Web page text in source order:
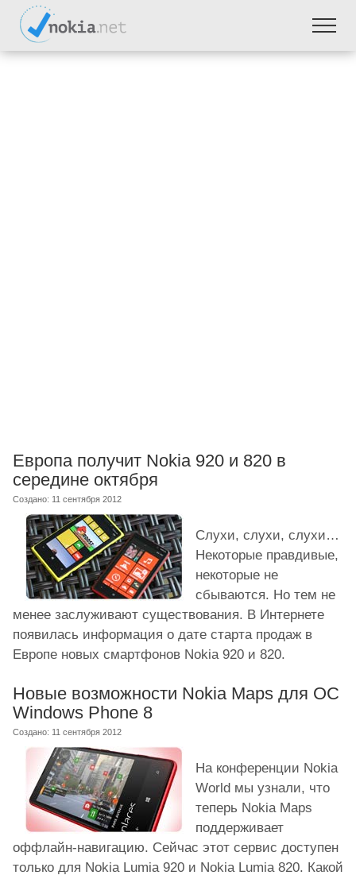
Европа получит Nokia 920 и 820 в
середине октября
Создано: 11 сентября 2012
Слухи, слухи, слухи…
Некоторые правдивые,
некоторые не
сбываются. Но тем не
менее заслуживают существования. В Интернете
появилась информация о дате старта продаж в
Европе новых смартфонов Nokia 920 и 820.
Новые возможности Nokia Maps для ОС
Windows Phone 8
Создано: 11 сентября 2012
На конференции Nokia
World мы узнали, что
теперь Nokia Maps
поддерживает
оффлайн-навигацию. Сейчас этот сервис доступен
только для Nokia Lumia 920 и Nokia Lumia 820. Какой